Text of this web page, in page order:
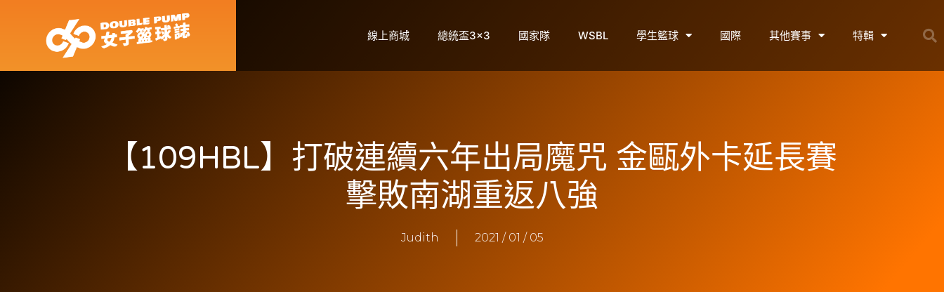
線上商城 總統盃3×3 國家隊 WSBL 學生籃球 國際 其他賽事 特輯
【109HBL】打破連續六年出局魔咒 金甌外卡延長賽
擊敗南湖重返八強
Judith 2021 / 01 / 05